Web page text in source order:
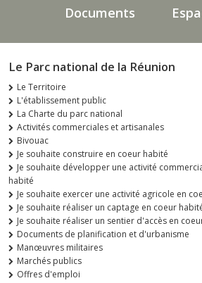
Documents
Le Parc national de la Réunion
Le Territoire
L'établissement public
La Charte du parc national
Activités commerciales et artisanales
Bivouac
Je souhaite construire en coeur habité
Je souhaite développer une activité
habité
Je souhaite exercer une activité agricole en
Je souhaite réaliser un captage en coeur
Je souhaite réaliser un sentier d'accès en
Documents de planification et d'urbanisme
Manœuvres militaires
Marchés publics
Offres d'emploi